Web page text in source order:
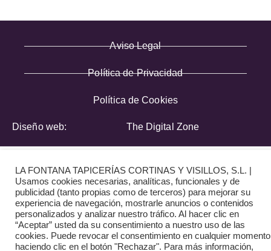
Aviso Legal
Política de Privacidad
Política de Cookies
Diseño web: The Digital Zone
LA FONTANA TAPICERÍAS CORTINAS Y VISILLOS, S.L. |
Usamos cookies necesarias, analíticas, funcionales y de
publicidad (tanto propias como de terceros) para mejorar su
experiencia de navegación, mostrarle anuncios o contenidos
personalizados y analizar nuestro tráfico. Al hacer clic en
“Aceptar” usted da su consentimiento a nuestro uso de las
cookies. Puede revocar el consentimiento en cualquier momento
haciendo clic en el botón "Rechazar". Para más información,